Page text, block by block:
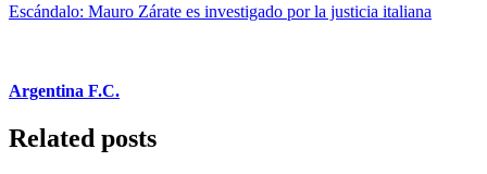
Escándalo: Mauro Zárate es investigado por la justicia italiana
Argentina F.C.
Related posts